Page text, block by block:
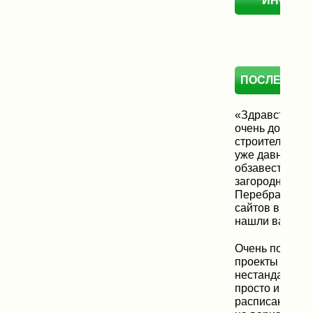
очень долго
строительную
уже давно
обзавестись
загородным
Перебрали
сайтов в
нашли ваш
Очень
проекты
просто и
расписано.